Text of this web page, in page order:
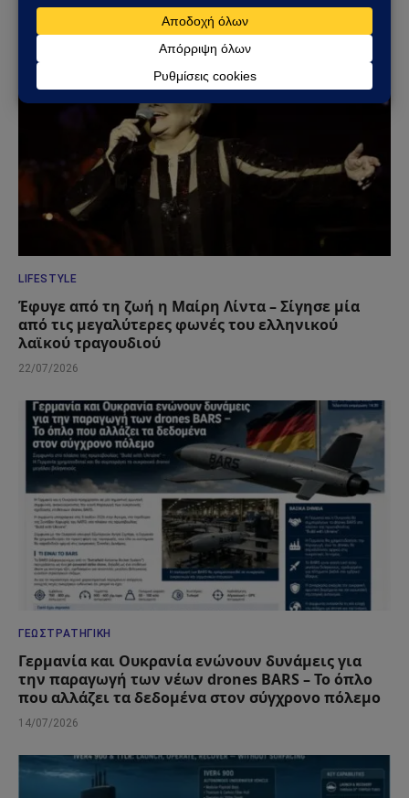
LIFESTYLE
Έφυγε από τη ζωή η Μαίρη Λίντα – Σίγησε μία
από τις μεγαλύτερες φωνές του ελληνικού
λαϊκού τραγουδιού
22/07/2026
ΓΕΩΣΤΡΑΤΗΓΙΚΉ
Γερμανία και Ουκρανία ενώνουν δυνάμεις για
την παραγωγή των νέων drones BARS – Το όπλο
που αλλάζει τα δεδομένα στον σύγχρονο πόλεμο
14/07/2026